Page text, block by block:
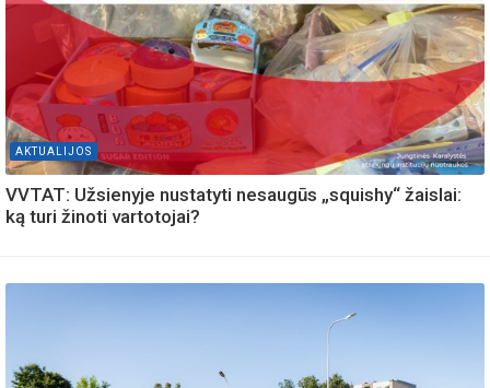
AKTUALIJOS
VVTAT: Užsienyje nustatyti nesaugūs „squishy“ žaislai:
ką turi žinoti vartotojai?